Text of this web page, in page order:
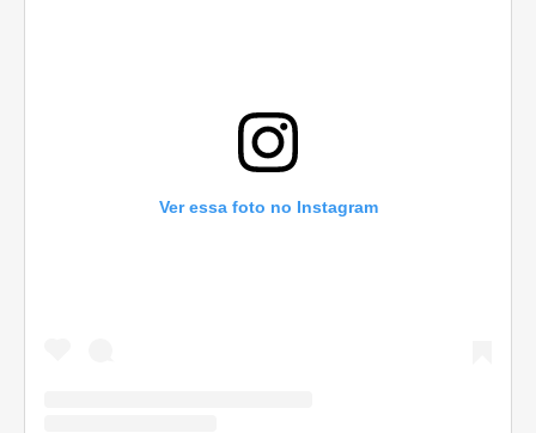
Ver essa foto no Instagram